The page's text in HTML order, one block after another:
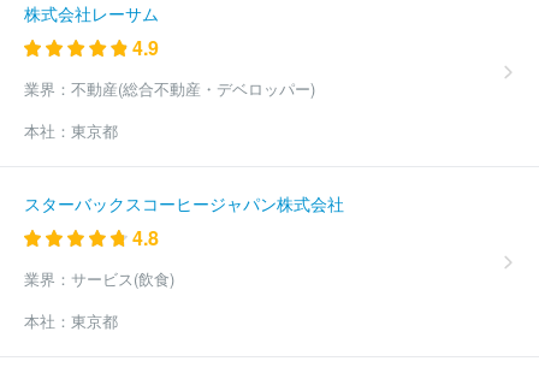
株式会社レーサム
4.9
業界： 不動産(総合不動産・デベロッパー)
本社： 東京都
スターバックスコーヒージャパン株式会社
4.8
業界： サービス(飲食)
本社： 東京都